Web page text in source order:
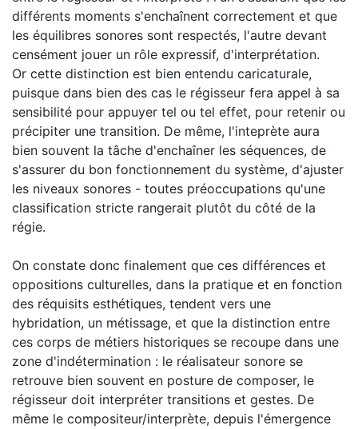
différents moments s'enchaînent correctement et que
les équilibres sonores sont respectés, l'autre devant
censément jouer un rôle expressif, d'interprétation.
Or cette distinction est bien entendu caricaturale,
puisque dans bien des cas le régisseur fera appel à sa
sensibilité pour appuyer tel ou tel effet, pour retenir ou
précipiter une transition. De même, l'inteprète aura
bien souvent la tâche d'enchaîner les séquences, de
s'assurer du bon fonctionnement du système, d'ajuster
les niveaux sonores - toutes préoccupations qu'une
classification stricte rangerait plutôt du côté de la
régie.
On constate donc finalement que ces différences et
oppositions culturelles, dans la pratique et en fonction
des réquisits esthétiques, tendent vers une
hybridation, un métissage, et que la distinction entre
ces corps de métiers historiques se recoupe dans une
zone d'indétermination : le réalisateur sonore se
retrouve bien souvent en posture de composer, le
régisseur doit interpréter transitions et gestes. De
même le compositeur/interprète, depuis l'émergence